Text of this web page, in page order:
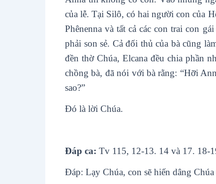
của lễ. Tại Silô, có hai người con của
Phênenna và tất cả các con trai con
phải son sẻ. Cả đối thủ của bà cũng
đền thờ Chúa, Elcana đều chia phần
chồng bà, đã nói với bà rằng: “Hỡi
sao?”
Ðó là lời Chúa.
Ðáp ca: Tv 115, 12-13. 14 và 17. 18-
Ðáp: Lạy Chúa, con sẽ hiến dâng